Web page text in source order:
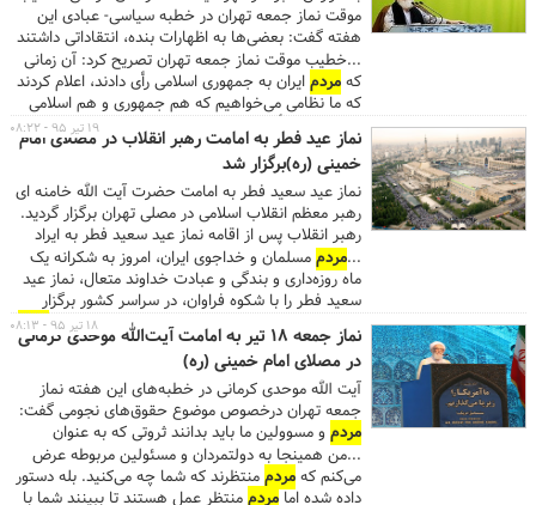
می‌شویم و در هر گوشه‌ای مردممشغول مطالعه هستند.
...
موقت نماز جمعه تهران در خطبه سیاسی- عبادی این
هفته گفت: بعضی‌ها به اظهارات بنده، انتقاداتی داشتند
که لازم می دانم جواب آن انتقادات را بدهم. وی افزود:
یکی از سخنان این بود که این آقایان به قانون عمل کرده
و قانون به آنها اجازه داده بود که چنین حقوق‌های کلانی
را دریافت کنند.
...خطیب موقت نماز جمعه تهران تصریح کرد: آن زمانی
کهمردمایران به جمهوری اسلامی رأی دادند، اعلام کردند
که ما نظامی می‌خواهیم که هم جمهوری و هم اسلامی
باشد با این رأی گفتند اگر در نظام ما قانون، غیراسلامی
باشد، باطل است و ما آن را به رسمیت نمی‌شناسیم.
...وی در بخش دیگری از سخنان خود در خصوص حج
گفت: آل سعود در امر حج کارشکنی کرد و مردمایران را
از زیارت بیت‌الله و به جا آوردن حج محروم کرد. ظالم تر
از کسی که نگذارد انسان ها از مساجد و مسجدالاحرام
بهره مند شوند، وجود ندارد. ...
نماز عید فطر به امامت رهبر انقلاب در مصلای امام
خمینی (ره)برگزار شد
نماز عید سعید فطر به امامت حضرت آیت الله خامنه ای
رهبر معظم انقلاب اسلامی در مصلی تهران برگزار گردید.
رهبر انقلاب پس از اقامه نماز عید سعید فطر به ایراد
خطبه پرداختند و تاکید کردند: باید با پدیده برداشت‌های
نامشروع از بیت‌المال با جدیت مقابله شود.
...مردممسلمان و خداجوی ایران، امروز به شکرانه یک
ماه روزه‌داری و بندگی و عبادت خداوند متعال، نماز عید
سعید فطر را با شکوه فراوان، در سراسر کشور برگزار
کردند. ...ایشان خاطرنشان کردند: این موضوع بایدمردم
و مسئولان کشور را بار دیگر متوجه کند که دشمنان
خبیث ایران اسلامی برای دور کردن نسل بالنده کشور از
دین چه برنامه‌هایی دارند اما برنامه‌ریزی امسال
بدخواهان، با هوشیاریمردمبه شکست انجامید. ...
۱۹ تیر ۹۵ - ۰۸:۲۲
نماز جمعه ۱۸ تیر به امامت آیت‌الله موحدی کرمانی
در مصلای امام خمینی (ره)
آیت الله موحدی کرمانی در خطبه‌های این هفته نماز
جمعه تهران درخصوص موضوع حقوق‌های نجومی گفت:
مردم و مسوولین ما باید بدانند ثروتی که به عنوان
بیت‌الملل وجود دارد مثل خونی است که در بدن است و
باید به همه اعضا برسد و اگر نرسد ممکن است عضوی
فلج شده یا منجر به مرگ انسان شود و یا انسان را علیل
...من همینجا به دولتمردان و مسئولین مربوطه عرض
می‌کنم کهمردممنتظرند که شما چه می‌کنید. بله دستور
داده شده اما مردممنتظر عمل هستند تا ببینند شما با
۱۸ تیر ۹۵ - ۰۸:۱۳